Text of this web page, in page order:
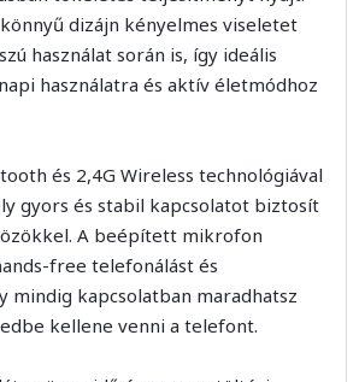
dizájn kényelmes viseletet
használat során is, így ideális
használatra és aktív életmódhoz
és 2,4G Wireless technológiával
gyors és stabil kapcsolatot biztosít
A beépített mikrofon
free telefonálást és
mindig kapcsolatban maradhatsz
kellene venni a telefont.